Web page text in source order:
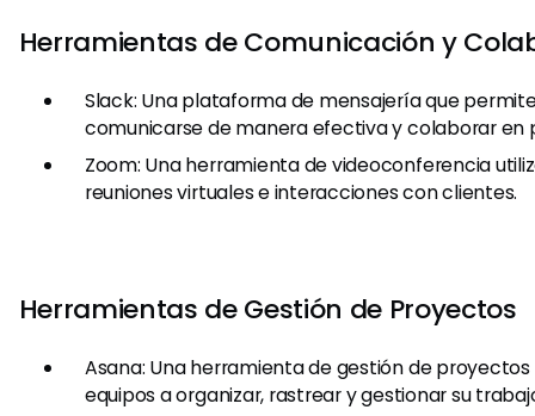
Herramientas de Comunicación y
Slack: Una plataforma de mensajería que
comunicarse de manera efectiva y colaborar en
Zoom: Una herramienta de videoconferencia
reuniones virtuales e interacciones con clientes.
Herramientas de Gestión de Proyectos
Asana: Una herramienta de gestión de proyectos
equipos a organizar, rastrear y gestionar su